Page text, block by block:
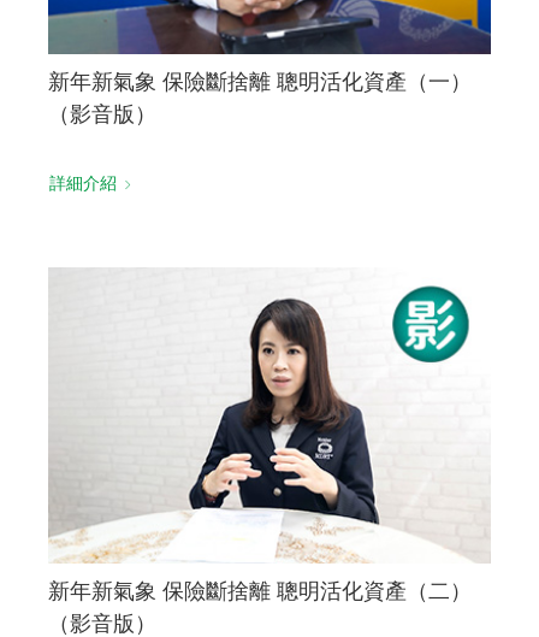
新年新氣象 保險斷捨離 聰明活化資產（一）
（影音版）
詳細介紹
新年新氣象 保險斷捨離 聰明活化資產（二）
（影音版）